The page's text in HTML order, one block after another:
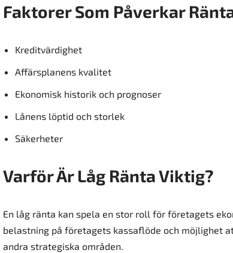
Faktorer Som Påverkar
Kreditvärdighet
Affärsplanens kvalitet
Ekonomisk historik och prognoser
Lånens löptid och storlek
Säkerheter
Varför Är Låg Ränta Viktig?
En låg ränta kan spela en stor roll för företagets
belastning på företagets kassaflöde och möjlighet
andra strategiska områden.